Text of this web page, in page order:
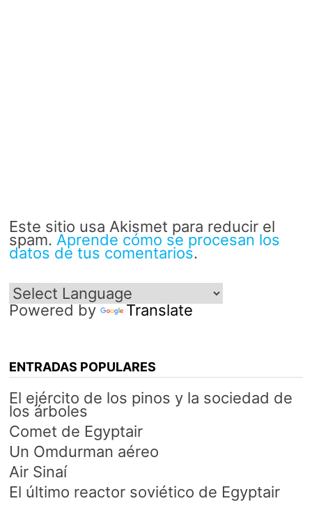
Este sitio usa Akismet para reducir el
spam. Aprende cómo se procesan los
datos de tus comentarios.
Powered by Translate
ENTRADAS POPULARES
El ejército de los pinos y la sociedad de
los árboles
Comet de Egyptair
Un Omdurman aéreo
Air Sinaí
El último reactor soviético de Egyptair